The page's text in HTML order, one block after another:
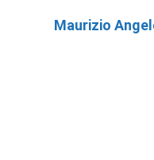
Maurizio